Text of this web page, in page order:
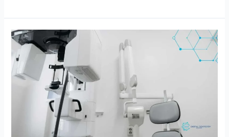
Aparelho
de
RX
Digital
Odontológico: